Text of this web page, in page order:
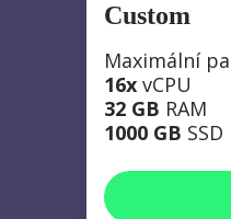
Custom
Maximální
16xvCPU
32 GB RAM
1000 GB SSD